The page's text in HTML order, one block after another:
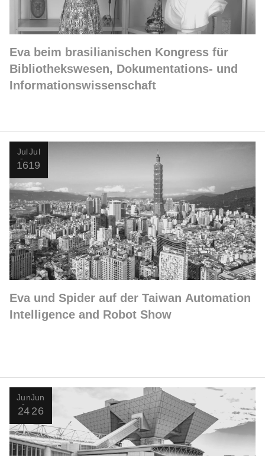
Eva beim brasilianischen Kongress für
Bibliothekswesen, Dokumentations- und
Informationswissenschaft
Jul
16
Jul
19
Eva und Spider auf der Taiwan Automation
Intelligence and Robot Show
Jun
24
Jun
26